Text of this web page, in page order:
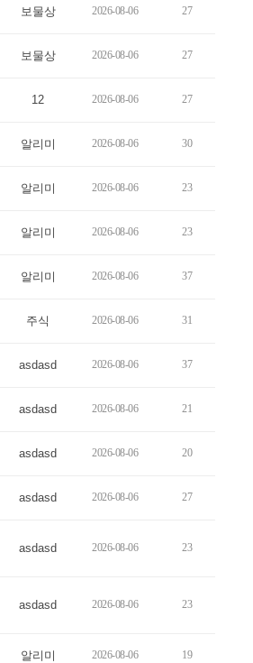
보물상 2026-08-06 27
보물상 2026-08-06 27
12 2026-08-06 27
알리미 2026-08-06 30
알리미 2026-08-06 23
알리미 2026-08-06 23
알리미 2026-08-06 37
주식 2026-08-06 31
asdasd 2026-08-06 37
asdasd 2026-08-06 21
asdasd 2026-08-06 20
asdasd 2026-08-06 27
asdasd 2026-08-06 23
asdasd 2026-08-06 23
알리미 2026-08-06 19